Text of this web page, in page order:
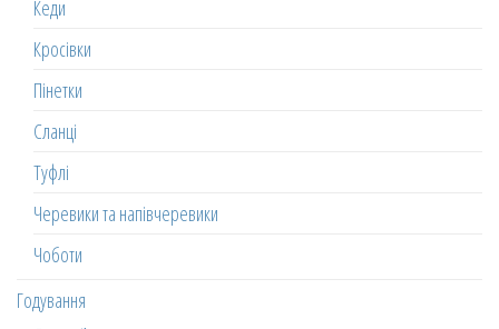
Кеди
Кросівки
Пінетки
Сланці
Туфлі
Черевики та напівчеревики
Чоботи
Годування